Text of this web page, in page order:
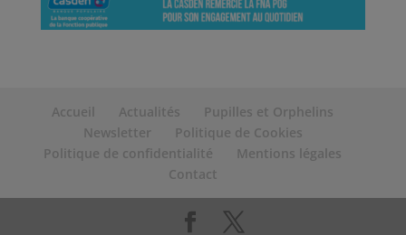
Accueil Actualités
Pupilles et Orphelins
Newsletter
Politique de Cookies
Politique de confidentialité
Mentions légales
Contact